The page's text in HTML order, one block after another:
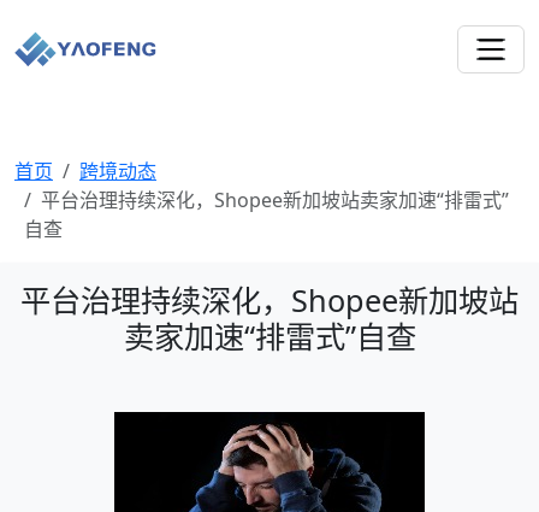
首页
跨境动态
平台治理持续深化，Shopee新加坡站卖家加速“排雷式”
自查
平台治理持续深化，Shopee新加坡站
卖家加速“排雷式”自查